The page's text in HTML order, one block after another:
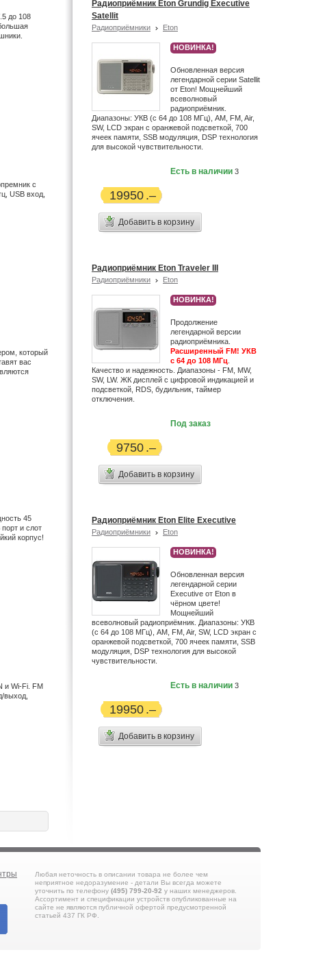
до 108
с
USB вход,
который
вас
45
и слот
корпус!
и Wi-Fi. FM
выход,
Радиоприёмник Eton Grundig Executive
Satellit
Радиоприёмники Eton
НОВИНКА!
Обновленная версия
легендарной серии Satellit
от Eton! Мощнейший
всеволновый
радиоприёмник.
Диапазоны: УКВ (с 64 до 108 МГц), AM, FM, Air,
SW, LCD экран с оранжевой подсветкой, 700
ячеек памяти, SSB модуляция, DSP технология
для высокой чувствительности.
Есть в наличии 3
19950
Добавить в корзину
Радиоприёмник Eton Traveler III
Радиоприёмники Eton
НОВИНКА!
Продолжение
легендарной версии
радиоприёмника.
Расширенный FM! УКВ
с 64 до 108 МГц
Качество и надежность. Диапазоны - FM, MW,
SW, LW. ЖК дисплей с цифровой индикацией и
подсветкой, RDS, будильник, таймер
отключения.
Под заказ
9750
Добавить в корзину
Радиоприёмник Eton Elite Executive
Радиоприёмники Eton
НОВИНКА!
Обновленная версия
легендарной серии
Executive от Eton в
чёрном цвете!
Мощнейший
всеволновый радиоприёмник. Диапазоны: УКВ
(с 64 до 108 МГц), AM, FM, Air, SW, LCD экран с
оранжевой подсветкой, 700 ячеек памяти, SSB
модуляция, DSP технология для высокой
чувствительности.
Есть в наличии 3
19950
Добавить в корзину
Любая неточность в описании товара не более чем
неприятное недоразумение - детали Вы всегда можете
уточнить по телефону (495) 799-20-92 у наших менеджеров.
Ассортимент и спецификации устройств опубликованные на
сайте не являются публичной офертой предусмотренной
статьей 437 ГК РФ.